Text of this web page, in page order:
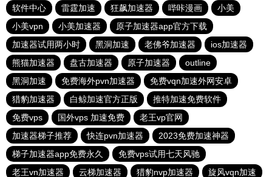
软件中心
雷霆加速 狂飙加速器 哔咔漫画
小美
小美vpn
小美加速器
原子加速器app官方下载
加速器试用两小时
黑洞加速 老佛爷加速器
ios加速器
熊猫加速器
盘古加速器 原子加速器
outline
黑洞加速
免费海外pvn加速器
免费vqn加速外网安卓
猎豹加速器
白鲸加速官方正版
推特加速免费软件
免费vps
国外vps 加速免费
老王vp官网
加速器梯子推荐
快连pvn加速器
2023免费加速神器
梯子加速器app免费永久
免费vps试用七天风驰
老王vn加速器
云梯加速器 猎豹nvp加速器 旋风vqn加速